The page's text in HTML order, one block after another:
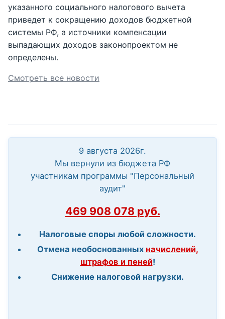
указанного социального налогового вычета
приведет к сокращению доходов бюджетной
системы РФ, а источники компенсации
выпадающих доходов законопроектом не
определены.
Смотреть все новости
9 августа 2026г.
Мы вернули из бюджета РФ
участникам программы "Персональный
аудит"
469 908 078 руб.
Налоговые споры любой сложности.
Отмена необоснованных начислений,
штрафов и пеней!
Снижение налоговой нагрузки.